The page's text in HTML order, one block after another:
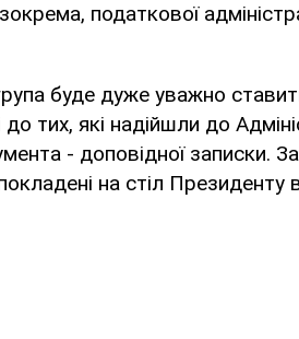
податкової
буде дуже уважно
тих, які надійшли до
- доповідної записки.
на стіл